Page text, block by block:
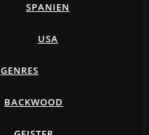
SPANIEN
USA
GENRES
BACKWOOD